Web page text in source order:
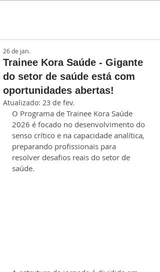
Trainee Kora Saúde - Gigante
do setor de saúde está com
oportunidades abertas!
26 de jan.
Atualizado: 23 de fev.
O Programa de Trainee Kora Saúde
2026 é focado no desenvolvimento do
senso crítico e na capacidade analítica,
preparando profissionais para
resolver desafios reais do setor de
saúde.